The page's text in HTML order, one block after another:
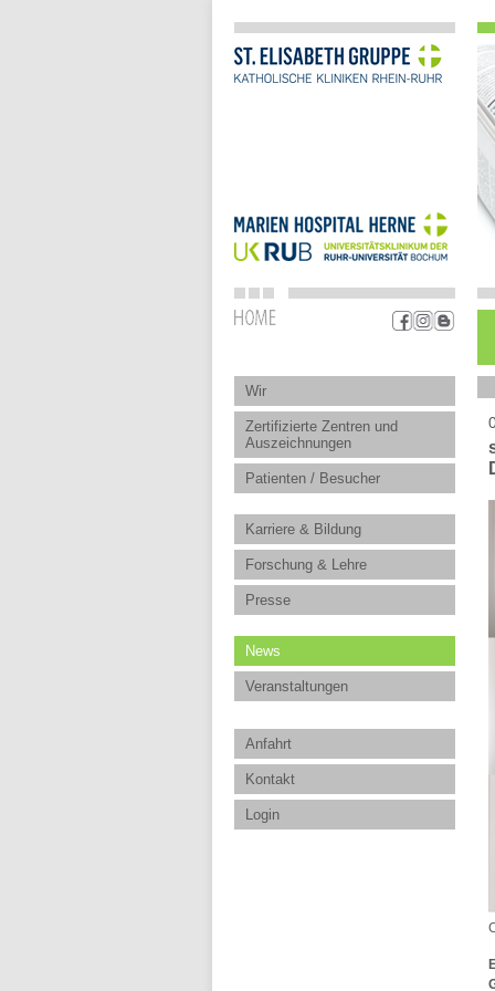
Wir
Zertifizierte Zentren und
Auszeichnungen
Patienten / Besucher
Karriere & Bildung
Forschung & Lehre
Presse
News
Veranstaltungen
Anfahrt
Kontakt
Login